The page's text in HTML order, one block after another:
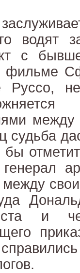
водят
с
фильме
Руссо,
судьба
бы
генерал
между
и